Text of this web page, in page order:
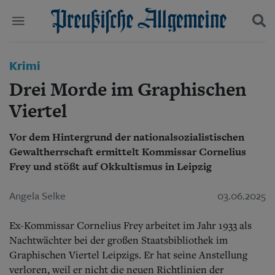
Start
Wer wir sind
Wirtschaft
Leben
Geschichte
Ostpreußen
Pommern
Bücher
Suchen und finden
Krimi
Drei Morde im Graphischen
Viertel
Vor dem Hintergrund der nationalsozialistischen
Gewaltherrschaft ermittelt Kommissar Cornelius
Frey und stößt auf Okkultismus in Leipzig
Angela Selke 03.06.2025
Ex-Kommissar Cornelius Frey arbeitet im Jahr 1933 als
Nachtwächter bei der großen Staatsbibliothek im
Graphischen Viertel Leipzigs. Er hat seine Anstellung
verloren, weil er nicht die neuen Richtlinien der